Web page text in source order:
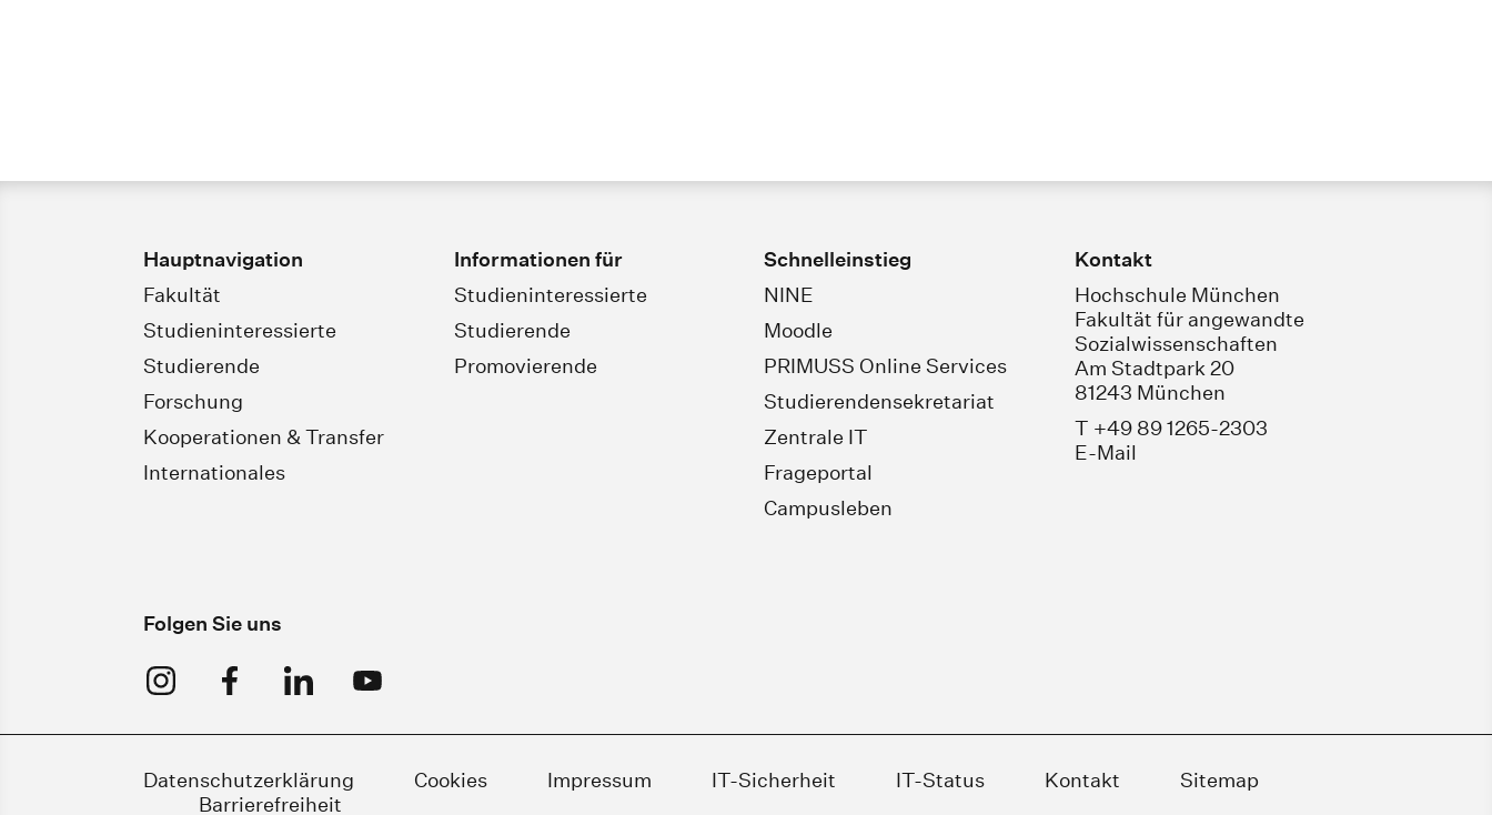
Hauptnavigation
Fakultät
Studieninteressierte
Studierende
Forschung
Kooperationen & Transfer
Internationales
Informationen für
Studieninteressierte
Studierende
Promovierende
Schnelleinstieg
NINE
Moodle
PRIMUSS Online Services
Studierendensekretariat
Zentrale IT
Frageportal
Campusleben
Kontakt
Hochschule München
Fakultät für angewandte
Sozialwissenschaften
Am Stadtpark 20
81243 München
T +49 89 1265-2303
E-Mail
Folgen Sie uns
Datenschutzerklärung Cookies Impressum IT-Sicherheit IT-Status Kontakt
Sitemap
Barrierefreiheit